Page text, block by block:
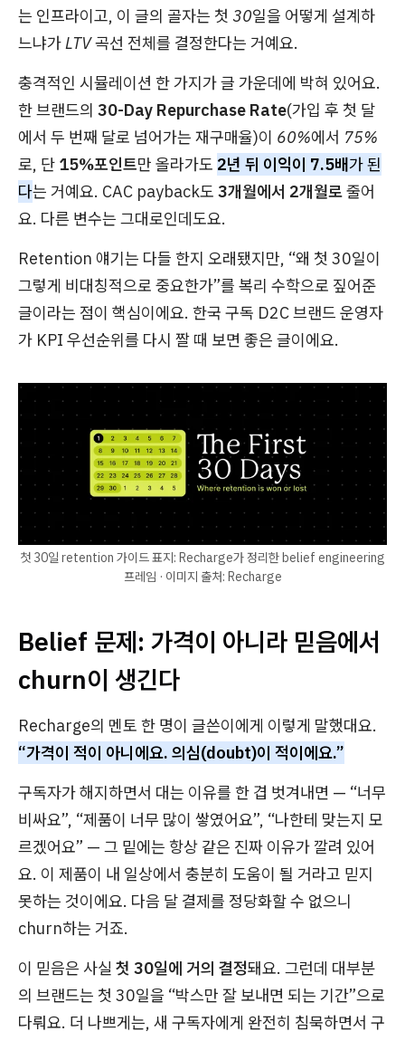
는 인프라이고, 이 글의 골자는 첫 30일을 어떻게 설계하
느냐가 LTV 곡선 전체를 결정한다는 거예요.
충격적인 시뮬레이션 한 가지가 글 가운데에 박혀 있어요.
한 브랜드의 30-Day Repurchase Rate(가입 후 첫 달
에서 두 번째 달로 넘어가는 재구매율)이 60%에서 75%
로, 단 15%포인트만 올라가도 2년 뒤 이익이 7.5배가 된
다는 거예요. CAC payback도 3개월에서 2개월로줄어
요. 다른 변수는 그대로인데도요.
Retention 얘기는 다들 한지 오래됐지만, “왜 첫 30일이
그렇게 비대칭적으로 중요한가”를 복리 수학으로 짚어준
글이라는 점이 핵심이에요. 한국 구독 D2C 브랜드 운영자
가 KPI 우선순위를 다시 짤 때 보면 좋은 글이에요.
첫 30일 retention 가이드 표지: Recharge가 정리한 belief engineering
프레임 · 이미지 출처: Recharge
Belief 문제: 가격이 아니라 믿음에서
churn이 생긴다
Recharge의 멘토 한 명이 글쓴이에게 이렇게 말했대요.
“가격이 적이 아니에요. 의심(doubt)이 적이에요.”
구독자가 해지하면서 대는 이유를 한 겹 벗겨내면 — “너무
비싸요”, “제품이 너무 많이 쌓였어요”, “나한테 맞는지 모
르겠어요” — 그 밑에는 항상 같은 진짜 이유가 깔려 있어
요. 이 제품이 내 일상에서 충분히 도움이 될 거라고 믿지
못하는 것이에요. 다음 달 결제를 정당화할 수 없으니
churn하는 거죠.
이 믿음은 사실 첫 30일에 거의 결정돼요. 그런데 대부분
의 브랜드는 첫 30일을 “박스만 잘 보내면 되는 기간”으로
다뤄요. 더 나쁘게는, 새 구독자에게 완전히 침묵하면서 구